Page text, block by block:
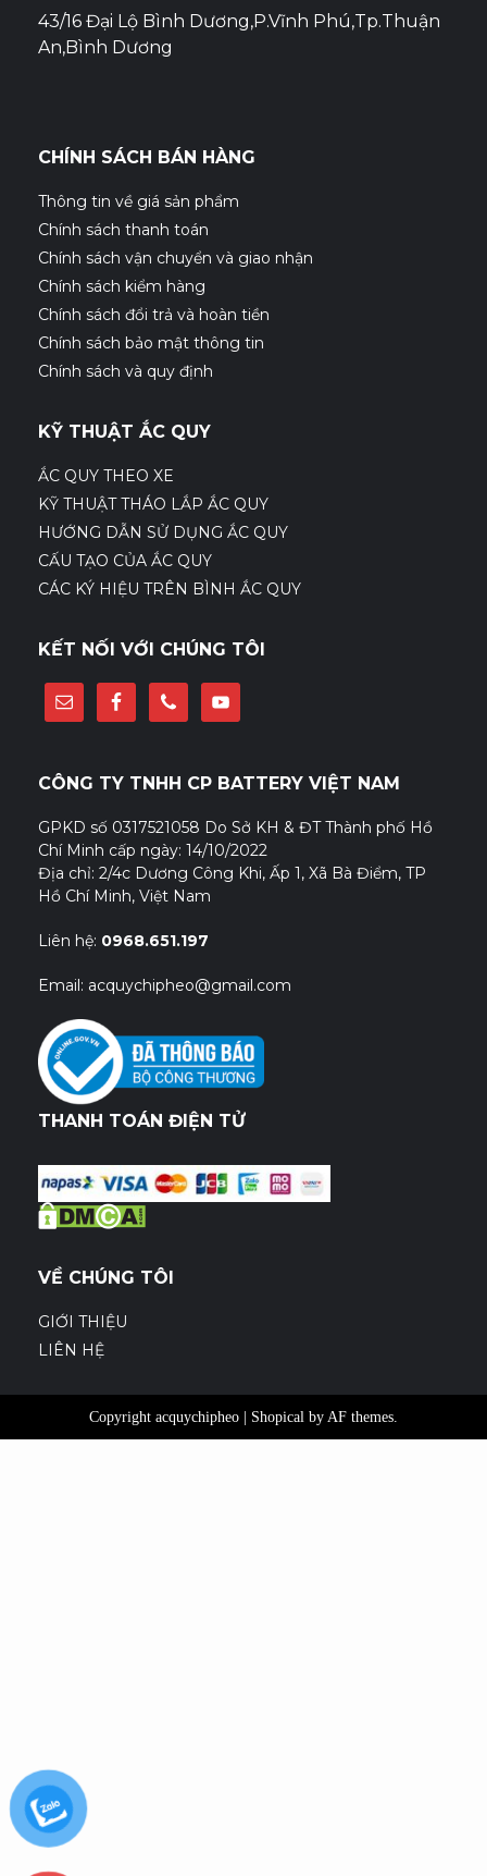
43/16 Đại Lộ Bình Dương,P.Vĩnh Phú,Tp.Thuận
An,Bình Dương
CHÍNH SÁCH BÁN HÀNG
Thông tin về giá sản phẩm
Chính sách thanh toán
Chính sách vận chuyển và giao nhận
Chính sách kiểm hàng
Chính sách đổi trả và hoàn tiền
Chính sách bảo mật thông tin
Chính sách và quy định
KỸ THUẬT ẮC QUY
ẮC QUY THEO XE
KỸ THUẬT THÁO LẮP ẮC QUY
HƯỚNG DẪN SỬ DỤNG ẮC QUY
CẤU TẠO CỦA ẮC QUY
CÁC KÝ HIỆU TRÊN BÌNH ẮC QUY
KẾT NỐI VỚI CHÚNG TÔI
CÔNG TY TNHH CP BATTERY VIỆT NAM
GPKD số 0317521058 Do Sở KH & ĐT Thành phố Hồ
Chí Minh cấp ngày: 14/10/2022
Địa chỉ: 2/4c Dương Công Khi, Ấp 1, Xã Bà Điểm, TP
Hồ Chí Minh, Việt Nam
Liên hệ: 0968.651.197
Email: acquychipheo@gmail.com
THANH TOÁN ĐIỆN TỬ
VỀ CHÚNG TÔI
GIỚI THIỆU
LIÊN HỆ
Copyright acquychipheo | Shopical by AF themes.